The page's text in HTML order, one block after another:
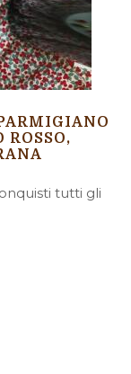
tutti gli